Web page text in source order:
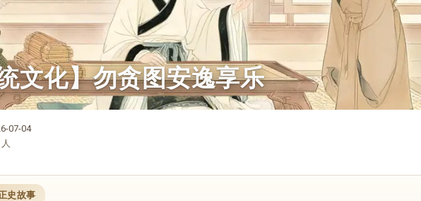
文化】勿贪图安逸享乐
07-04
人
史故事